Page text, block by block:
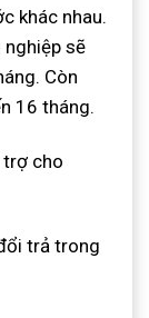
khác nhau.
sẽ
Còn
16 tháng.
trợ cho
trả trong